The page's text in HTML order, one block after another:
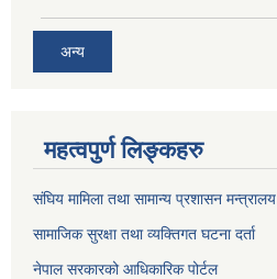
अन्य
महत्वपुर्ण लिङ्कहरु
संघिय मामिला तथा सामान्य प्रशासन मन्त्रालय
सामाजिक सुरक्षा तथा व्यक्तिगत घटना दर्ता
नेपाल सरकारको आधिकारिक पोर्टल